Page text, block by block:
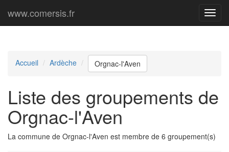
Menu
www.comersis.fr
Accueil Ardèche Orgnac-l'Aven
Liste des groupements de
Orgnac-l'Aven
La commune de Orgnac-l'Aven est membre de 6 groupement(s)